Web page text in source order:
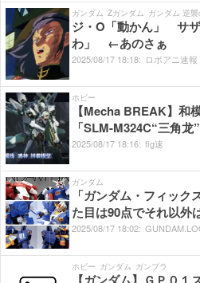
ガンダム Zガンダム ガンダム 逆
ジ・O「動かん」 サ
わ」 ←あのさぁ
2025/08/17 18:18: ロボアニ速報
ホビー
【Mecha BREAK】和
「SLM-M324C“三角
2025/08/17 18:16: fig速
ガンダム
「ガンダム・フィッ
た目は90点でそれ以外
2025/08/17 18:02:
ホビー ガンダム ガンプラ